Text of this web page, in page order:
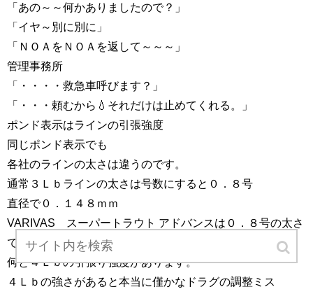
「あの～～何かありましたので？」
「イヤ～別に別に」
「ＮＯＡをＮＯＡを返して～～～」
管理事務所
「・・・・救急車呼びます？」
「・・・頼むから💧それだけは止めてくれる。」
ポンド表示はラインの引張強度
同じポンド表示でも
各社のラインの太さは違うのです。
通常３Ｌｂラインの太さは号数にすると０．８号
直径で０．１４８ｍｍ
VARIVAS スーパートラウト アドバンスは０．８号の太さ
ですと
何と４Ｌｂの引張り強度があります。
４Ｌｂの強さがあると本当に僅かなドラグの調整ミス